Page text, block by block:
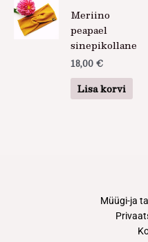
Meriino
peapael
sinepikollane
18,00 €
Lisa korvi
Müügi-ja